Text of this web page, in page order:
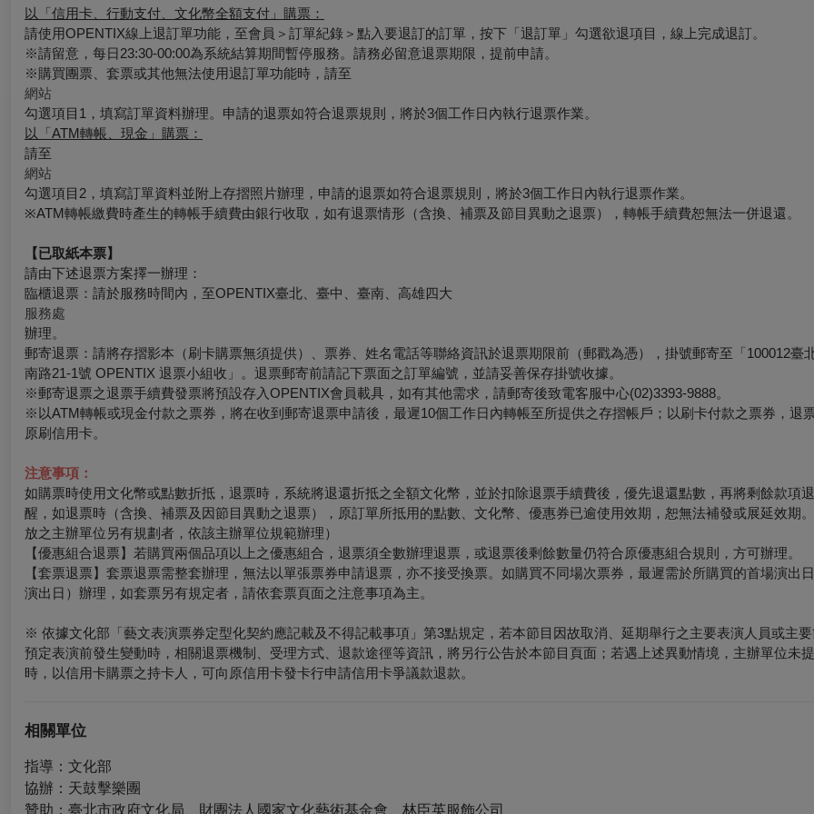
以「信用卡、行動支付、文化幣全額支付」購票：
請使用OPENTIX線上退訂單功能，至會員＞訂單紀錄＞點入要退訂的訂單，按下「退訂單」勾選欲退項目，線上完成退訂。
※請留意，每日23:30-00:00為系統結算期間暫停服務。請務必留意退票期限，提前申請。
※購買團票、套票或其他無法使用退訂單功能時，請至
網站
勾選項目1，填寫訂單資料辦理。申請的退票如符合退票規則，將於3個工作日內執行退票作業。
以「ATM轉帳、現金」購票：
請至
網站
勾選項目2，填寫訂單資料並附上存摺照片辦理，申請的退票如符合退票規則，將於3個工作日內執行退票作業。
※ATM轉帳繳費時產生的轉帳手續費由銀行收取，如有退票情形（含換、補票及節目異動之退票），轉帳手續費恕無法一併退還。
【已取紙本票】
請由下述退票方案擇一辦理：
臨櫃退票：請於服務時間內，至OPENTIX臺北、臺中、臺南、高雄四大
服務處
辦理。
郵寄退票：請將存摺影本（刷卡購票無須提供）、票券、姓名電話等聯絡資訊於退票期限前（郵戳為憑），掛號郵寄至「100012臺
南路21-1號 OPENTIX 退票小組收」。退票郵寄前請記下票面之訂單編號，並請妥善保存掛號收據。
※郵寄退票之退票手續費發票將預設存入OPENTIX會員載具，如有其他需求，請郵寄後致電客服中心(02)3393-9888。
※以ATM轉帳或現金付款之票券，將在收到郵寄退票申請後，最遲10個工作日內轉帳至所提供之存摺帳戶；以刷卡付款之票券，退
原刷信用卡。
注意事項：
如購票時使用文化幣或點數折抵，退票時，系統將退還折抵之全額文化幣，並於扣除退票手續費後，優先退還點數，再將剩餘款項
醒，如退票時（含換、補票及因節目異動之退票），原訂單所抵用的點數、文化幣、優惠券已逾使用效期，恕無法補發或展延效期
放之主辦單位另有規劃者，依該主辦單位規範辦理）
【優惠組合退票】若購買兩個品項以上之優惠組合，退票須全數辦理退票，或退票後剩餘數量仍符合原優惠組合規則，方可辦理。
【套票退票】套票退票需整套辦理，無法以單張票券申請退票，亦不接受換票。如購買不同場次票券，最遲需於所購買的首場演出
演出日）辦理，如套票另有規定者，請依套票頁面之注意事項為主。
※ 依據文化部「藝文表演票券定型化契約應記載及不得記載事項」第3點規定，若本節目因故取消、延期舉行之主要表演人員或主
預定表演前發生變動時，相關退票機制、受理方式、退款途徑等資訊，將另行公告於本節目頁面；若遇上述異動情境，主辦單位未
時，以信用卡購票之持卡人，可向原信用卡發卡行申請信用卡爭議款退款。
相關單位
指導：文化部
協辦：天鼓擊樂團
贊助：臺北市政府文化局、財團法人國家文化藝術基金會、林臣英服飾公司